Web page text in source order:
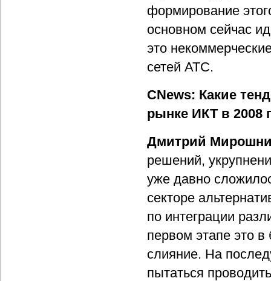
формирование
основном сейчас
это
сетей АТС.
CNews: Какие
рынке ИКТ в 2008
Дмитрий
решений,
уже давно
секторе
по интеграции
первом этапе это в
слияние. На
пытаться